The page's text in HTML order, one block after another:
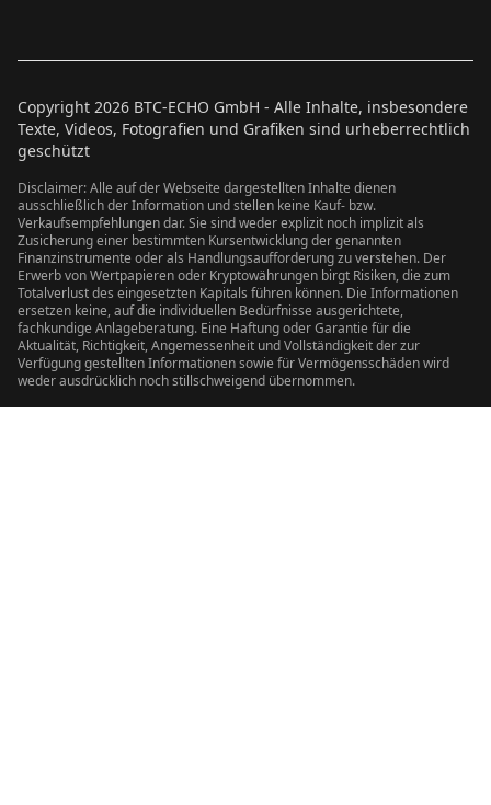
Copyright 2026 BTC-ECHO GmbH - Alle Inhalte, insbesondere
Texte, Videos, Fotografien und Grafiken sind urheberrechtlich
geschützt
Disclaimer: Alle auf der Webseite dargestellten Inhalte dienen
ausschließlich der Information und stellen keine Kauf- bzw.
Verkaufsempfehlungen dar. Sie sind weder explizit noch implizit als
Zusicherung einer bestimmten Kursentwicklung der genannten
Finanzinstrumente oder als Handlungsaufforderung zu verstehen. Der
Erwerb von Wertpapieren oder Kryptowährungen birgt Risiken, die zum
Totalverlust des eingesetzten Kapitals führen können. Die Informationen
ersetzen keine, auf die individuellen Bedürfnisse ausgerichtete,
fachkundige Anlageberatung. Eine Haftung oder Garantie für die
Aktualität, Richtigkeit, Angemessenheit und Vollständigkeit der zur
Verfügung gestellten Informationen sowie für Vermögensschäden wird
weder ausdrücklich noch stillschweigend übernommen.